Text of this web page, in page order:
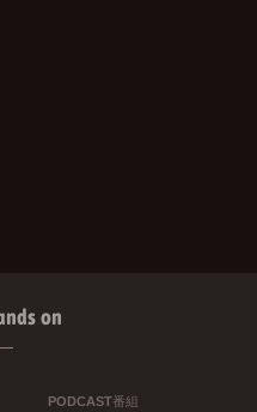
on
PODCAST番組